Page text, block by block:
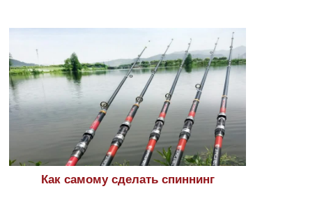
Как самому сделать спиннинг